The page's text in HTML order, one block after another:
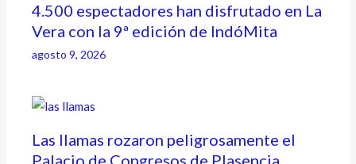
4.500 espectadores han disfrutado en La
Vera con la 9ª edición de IndóMita
agosto 9, 2026
Las llamas rozaron peligrosamente el
Palacio de Congresos de Plasencia